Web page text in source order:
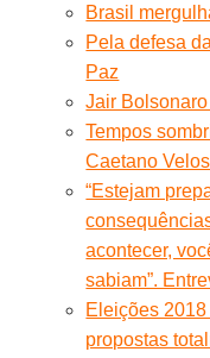
Brasil
Pela defesa
Paz
Jair
Tempos
Caetano
“Estejam
acontecer,
sabiam”.
Eleições
propostas